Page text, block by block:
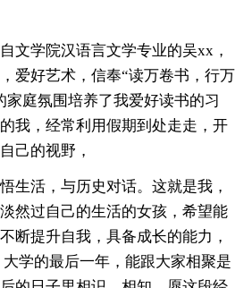
学院汉语言文学专业的吴xx，
爱好艺术，信奉“读万卷书，行万
家庭氛围培养了我爱好读书的习
我，经常利用假期到处走走，开
己的视野，
活，与历史对话。这就是我，
然过自己的生活的女孩，希望能
断提升自我，具备成长的能力，
学的最后一年，能跟大家相聚是